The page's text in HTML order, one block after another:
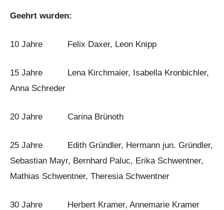
Geehrt wurden:
10 Jahre Felix Daxer, Leon Knipp
15 Jahre Lena Kirchmaier, Isabella Kronbichler,
Anna Schreder
20 Jahre Carina Brünoth
25 Jahre Edith Gründler, Hermann jun. Gründler,
Sebastian Mayr, Bernhard Paluc, Erika Schwentner,
Mathias Schwentner, Theresia Schwentner
30 Jahre Herbert Kramer, Annemarie Kramer